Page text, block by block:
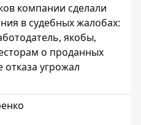
компании сделали
в судебных жалобах:
якобы,
о проданных
отказа угрожал